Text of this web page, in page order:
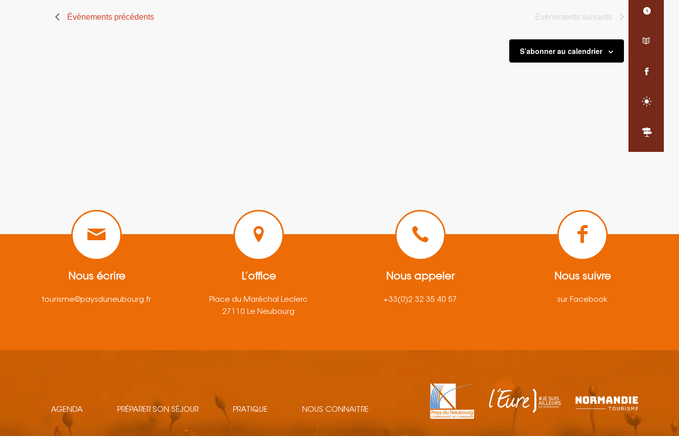
Évènements précédents Évènements suivants
S’abonner au calendrier
Nous écrire
tourisme@paysduneubourg.fr
L’office
Place du Maréchal Leclerc
27110 Le Neubourg
Nous appeler
+33(0)2 32 35 40 57
Nous suivre
sur Facebook
AGENDA PRÉPARER SON SÉJOUR PRATIQUE NOUS CONNAITRE